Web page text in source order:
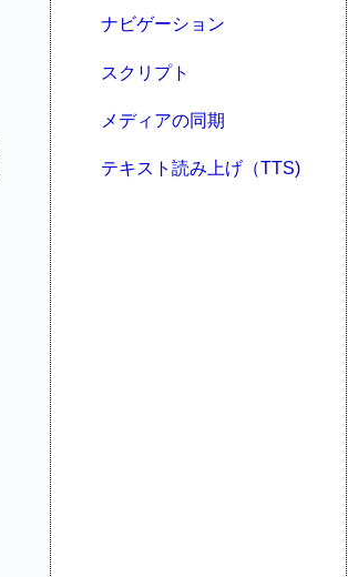
ナビゲーション
スクリプト
メディアの同期
テキスト読み上げ（TTS)